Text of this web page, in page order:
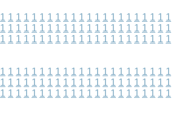
1 1 1 1 1 1 1 1 1 1 1 1 1 1 1 1 1 1 1 1 1 1
1 1 1 1 1 1 1 1 1 1 1 1 1 1 1 1 1 1 1 1 1 1
1 1 1 1 1 1 1 1 1 1 1 1 1 1 1 1 1 1 1 1 1 1
1 1 1 1 1 1 1 1 1 1 1 1 1 1 1 1 1 1 1 1 1 1
1 1 1 1 1 1 1 1 1 1 1 1 1 1 1 1 1 1 1 1 1 1
1 1 1 1 1 1 1 1 1 1 1 1 1 1 1 1 1 1 1 1 1 1